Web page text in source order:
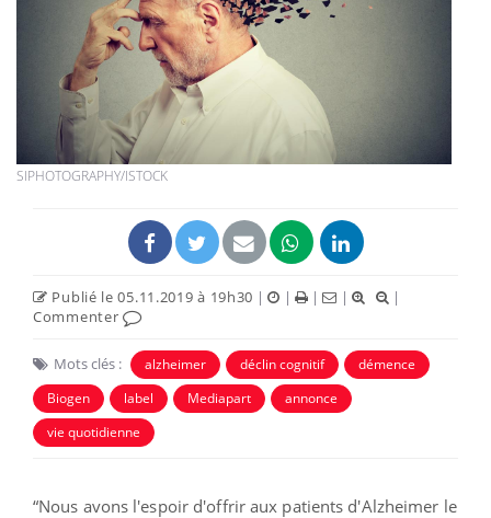
SIPHOTOGRAPHY/ISTOCK
Publié le 05.11.2019 à 19h30 | | | |
|
Commenter
Mots clés : alzheimer déclin cognitif
démence
Biogen
label Mediapart
annonce
vie quotidienne
“Nous avons l'espoir d'offrir aux patients d'Alzheimer le